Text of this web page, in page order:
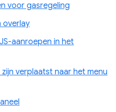
voor gasregeling
overlay
aanroepen in het
verplaatst naar het menu